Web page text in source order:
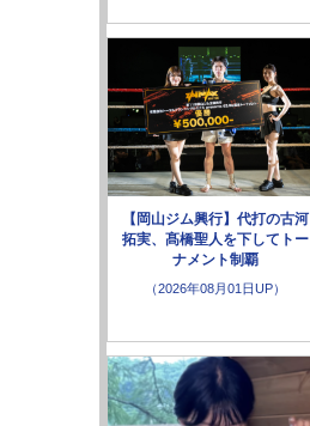
【岡山ジム興行】代打の古河
拓実、髙橋聖人を下してトー
ナメント制覇
（2026年08月01日UP）